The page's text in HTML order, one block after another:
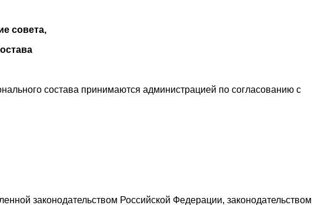
совета,
состава принимаются администрацией по согласованию с
законодательством Российской Федерации, законодательством